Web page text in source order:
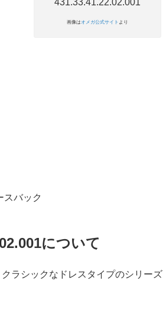
画像はオメガ公式サイト より
スバック
について
ラシックなドレスタイプのシリーズ